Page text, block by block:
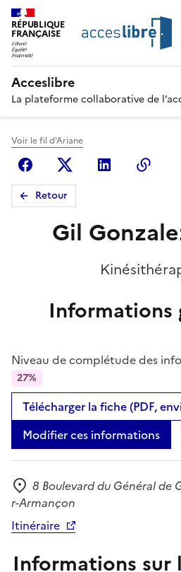
RÉPUBLIQUE
FRANÇAISE
Acceslibre
La plateforme collaborative de
Voir le fil d'Ariane
FacebookX (anciennement
Linkedin
Retour
Gil
Informations
Niveau de complétude des
27%
Télécharger la fiche (PDF,
Modifier ces informations
Adresse
8 Boulevard du Général de
r-Armançon
Itinéraire
Informations sur